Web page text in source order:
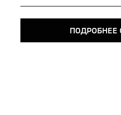
ПОДРОБНЕЕ